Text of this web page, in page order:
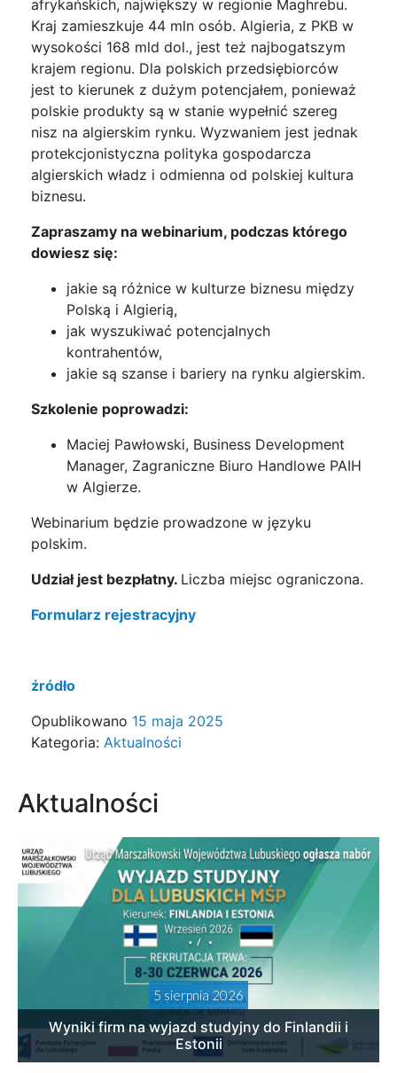
afrykańskich, największy w regionie Maghrebu.
Kraj zamieszkuje 44 mln osób. Algieria, z PKB w
wysokości 168 mld dol., jest też najbogatszym
krajem regionu. Dla polskich przedsiębiorców
jest to kierunek z dużym potencjałem, ponieważ
polskie produkty są w stanie wypełnić szereg
nisz na algierskim rynku. Wyzwaniem jest jednak
protekcjonistyczna polityka gospodarcza
algierskich władz i odmienna od polskiej kultura
biznesu.
Zapraszamy na webinarium, podczas którego
dowiesz się:
jakie są różnice w kulturze biznesu między
Polską i Algierią,
jak wyszukiwać potencjalnych
kontrahentów,
jakie są szanse i bariery na rynku algierskim.
Szkolenie poprowadzi:
Maciej Pawłowski, Business Development
Manager, Zagraniczne Biuro Handlowe PAIH
w Algierze.
Webinarium będzie prowadzone w języku
polskim.
Udział jest bezpłatny. Liczba miejsc ograniczona.
Formularz rejestracyjny
źródło
Opublikowano 15 maja 2025
Kategoria: Aktualności
Aktualności
5 sierpnia 2026
Wyniki firm na wyjazd studyjny do Finlandii i
Estonii